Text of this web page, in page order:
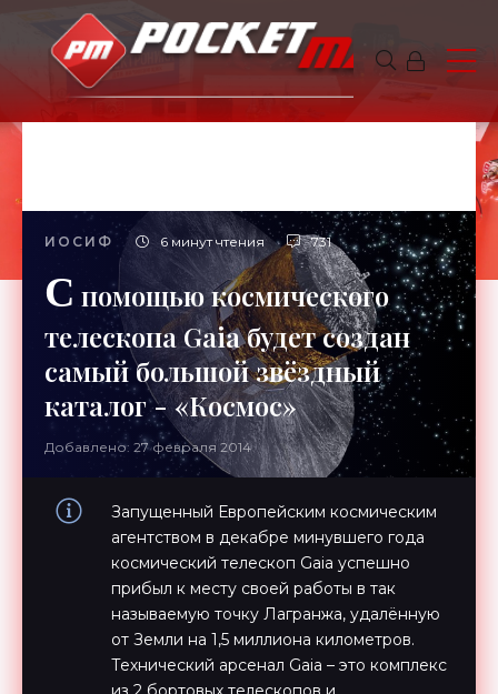
ИОСИФ 6 минут чтения 731
С помощью космического
телескопа Gaia будет создан
самый большой звёздный
каталог - «Космос»
Добавлено: 27 февраля 2014
Запущенный Европейским космическим
агентством в декабре минувшего года
космический телескоп Gaia успешно
прибыл к месту своей работы в так
называемую точку Лагранжа, удалённую
от Земли на 1,5 миллиона километров.
Технический арсенал Gaia – это комплекс